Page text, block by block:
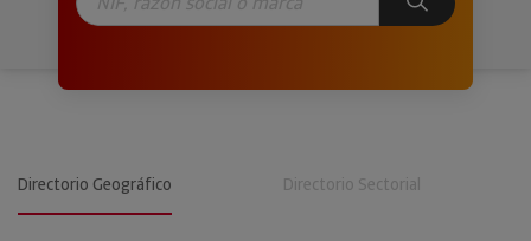
Directorio Geográfico Directorio Sectorial